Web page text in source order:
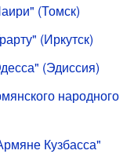
(Томск)
(Иркутск)
(Эдиссия)
народного
Кузбасса"